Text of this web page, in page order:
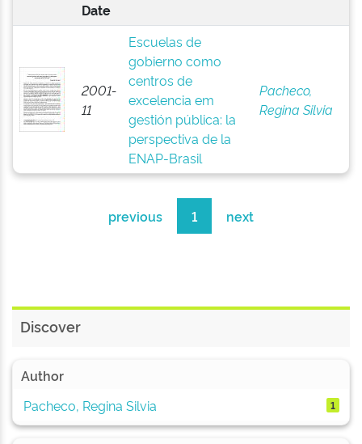
Date
2001-
11
Escuelas de
gobierno como
centros de
excelencia em
gestión pública: la
perspectiva de la
ENAP-Brasil
Pacheco,
Regina Silvia
previous 1 next
Discover
Author
Pacheco, Regina Silvia
1